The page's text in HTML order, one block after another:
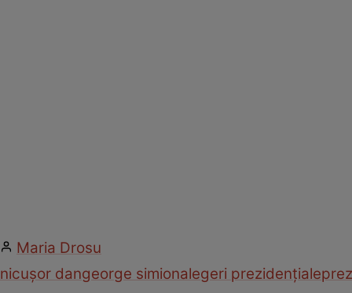
Maria Drosu
nicușor dangeorge simionalegeri prezidențiale